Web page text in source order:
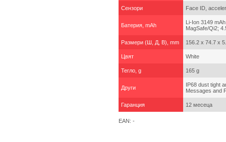
Сензори Face ID,
Батерия, mAh
Li-Ion 3149
MagSafe/Qi2;
Размери (Ш, Д, В), mm 156.2 x 74.7 x
Цвят White
Тегло, g 165 g
Други
IP68 dust tight
Messages and
Гаранция 12 месеца
EAN: -